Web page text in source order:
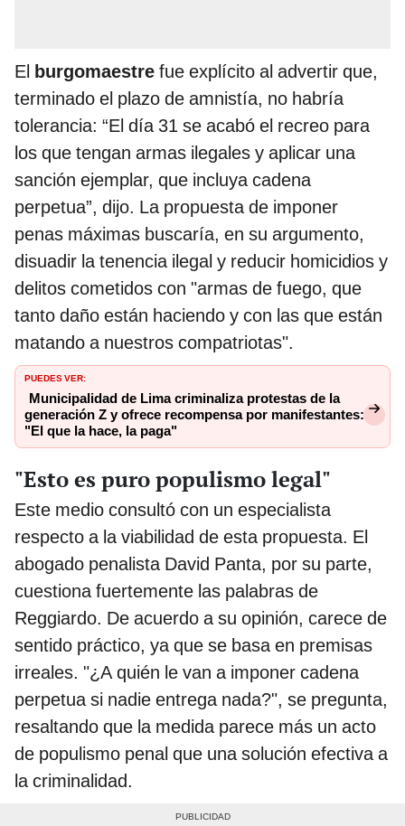
El burgomaestre fue explícito al advertir que,
terminado el plazo de amnistía, no habría
tolerancia: “El día 31 se acabó el recreo para
los que tengan armas ilegales y aplicar una
sanción ejemplar, que incluya cadena
perpetua”, dijo. La propuesta de imponer
penas máximas buscaría, en su argumento,
disuadir la tenencia ilegal y reducir homicidios y
delitos cometidos con "armas de fuego, que
tanto daño están haciendo y con las que están
matando a nuestros compatriotas".
PUEDES VER:
Municipalidad de Lima criminaliza protestas de la
generación Z y ofrece recompensa por manifestantes:
"El que la hace, la paga"
"Esto es puro populismo legal"
Este medio consultó con un especialista
respecto a la viabilidad de esta propuesta. El
abogado penalista David Panta, por su parte,
cuestiona fuertemente las palabras de
Reggiardo. De acuerdo a su opinión, carece de
sentido práctico, ya que se basa en premisas
irreales. "¿A quién le van a imponer cadena
perpetua si nadie entrega nada?", se pregunta,
resaltando que la medida parece más un acto
de populismo penal que una solución efectiva a
la criminalidad.